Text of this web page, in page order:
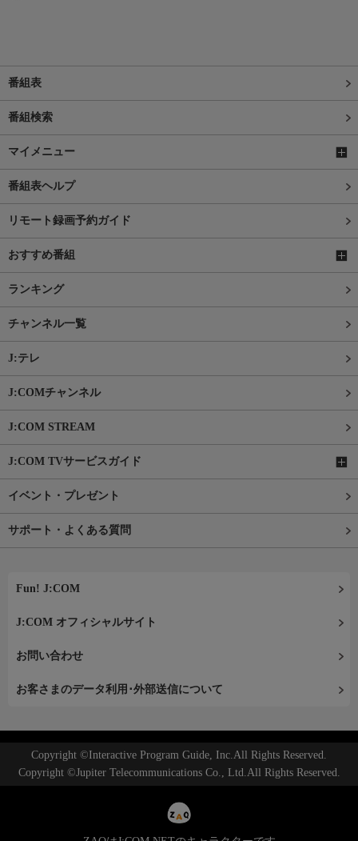
番組表
番組検索
マイメニュー
番組表ヘルプ
リモート録画予約ガイド
おすすめ番組
ランキング
チャンネル一覧
J:テレ
J:COMチャンネル
J:COM STREAM
J:COM TVサービスガイド
イベント・プレゼント
サポート・よくある質問
Fun! J:COM
J:COM オフィシャルサイト
お問い合わせ
お客さまのデータ利用･外部送信について
Copyright ©Interactive Program Guide, Inc.All Rights Reserved.
Copyright ©Jupiter Telecommunications Co., Ltd.All Rights Reserved.